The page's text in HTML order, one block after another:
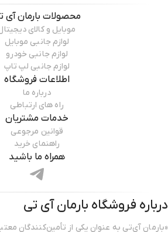
محصولات بارمان آی
موبایل و کالای
لوازم جانبی موبایل
لوازم جانبی خودرو
لوازم جانبی لپ تاپ
اطلاعات فروشگاه
درباره ما
راه های ارتباطی
خدمات مشتریان
قوانین مرجوعی
راهنمای خرید
همراه ما باشید
درباره فروشگاه بارمان آی تی
«بارمان آی‌تی به عنوان یکی از تأمین‌کنندگان